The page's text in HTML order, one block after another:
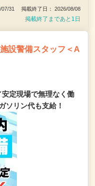
07/31 掲載終了日： 2026/08/08
掲載終了まであと1日
設警備スタッフ＜A
定現場で無理なく働
ソリン代も支給！